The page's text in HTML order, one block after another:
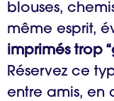
blouses,
même esprit,
imprimés trop
Réservez ce
entre amis, en